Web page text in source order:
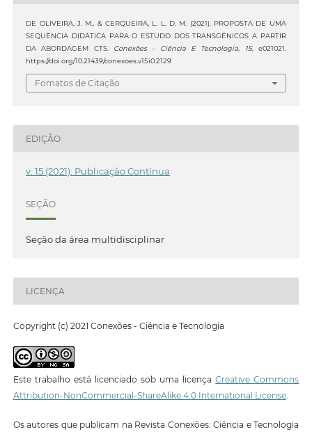
DE OLIVEIRA, J. M., & CERQUEIRA, L. L. D. M. (2021). PROPOSTA DE UMA
SEQUÊNCIA DIDÁTICA PARA O ESTUDO DOS TRANSGÊNICOS A PARTIR
DA ABORDAGEM CTS. Conexões - Ciência E Tecnologia, 15, e021021.
https://doi.org/10.21439/conexoes.v15i0.2129
Fomatos de Citação
EDIÇÃO
v. 15 (2021): Publicação Contínua
SEÇÃO
Seção da área multidisciplinar
LICENÇA
Copyright (c) 2021 Conexões - Ciência e Tecnologia
Este trabalho está licenciado sob uma licençaCreative Commons
Attribution-NonCommercial-ShareAlike 4.0 International License.
Os autores que publicam na Revista Conexões: Ciência e Tecnologia